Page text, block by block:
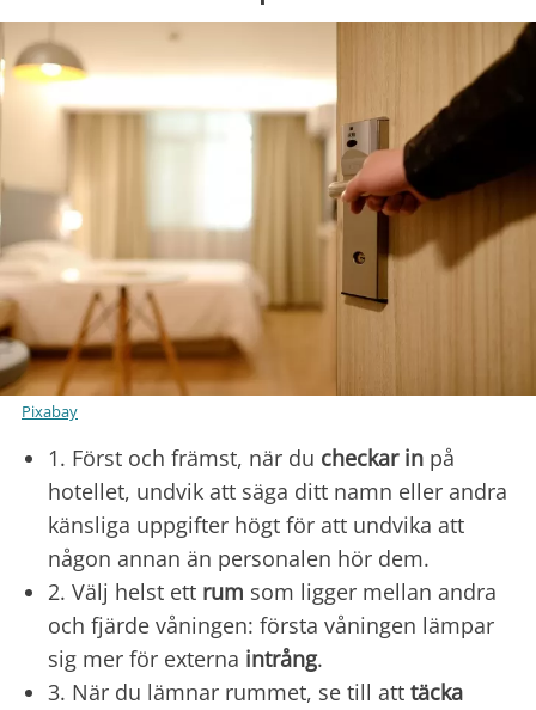
Pixabay
1. Först och främst, när du checkar in på
hotellet, undvik att säga ditt namn eller andra
känsliga uppgifter högt för att undvika att
någon annan än personalen hör dem.
2. Välj helst ett rum som ligger mellan andra
och fjärde våningen: första våningen lämpar
sig mer för externa intrång.
3. När du lämnar rummet, se till att täcka